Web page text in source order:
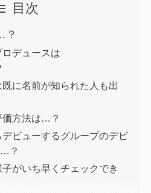
目次
？
ロデュースは
既に名前が知られた人も出
価方法は…？
デビューするグループのデビ
…？
子がいち早くチェックでき